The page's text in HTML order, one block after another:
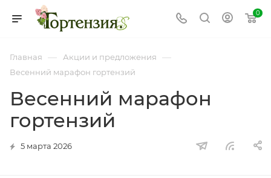
0
Главная — Акции и предложения —
Весенний марафон гортензий
Весенний марафон
гортензий
5 марта 2026